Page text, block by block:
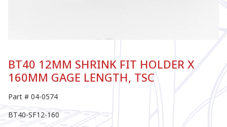
BT40 12MM SHRINK FIT HOLDER X
160MM GAGE LENGTH, TSC
Part # 04-0574
BT40-SF12-160